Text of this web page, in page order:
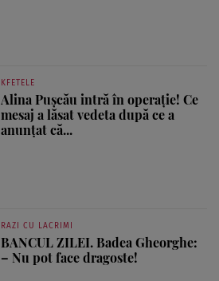
KFETELE
Alina Pușcău intră în operație! Ce
mesaj a lăsat vedeta după ce a
anunțat că...
RAZI CU LACRIMI
BANCUL ZILEI. Badea Gheorghe:
– Nu pot face dragoste!